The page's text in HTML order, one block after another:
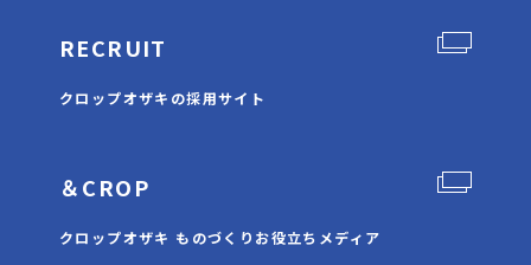
RECRUIT
クロップオザキの採用サイト
＆CROP
クロップオザキ ものづくりお役立ちメディア